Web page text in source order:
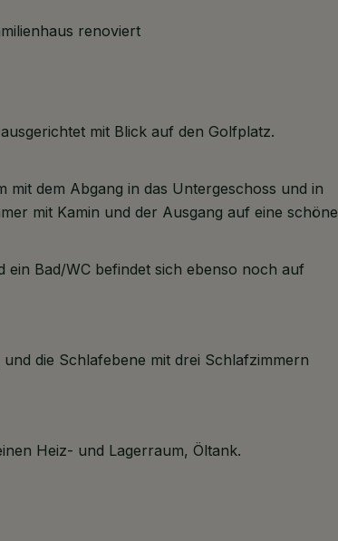
renoviert
mit Blick auf den Golfplatz.
mit dem Abgang in das Untergeschoss und in
mit Kamin und der Ausgang auf eine schöne
ein Bad/WC befindet sich ebenso noch auf
die Schlafebene mit drei Schlafzimmern
Heiz- und Lagerraum, Öltank.